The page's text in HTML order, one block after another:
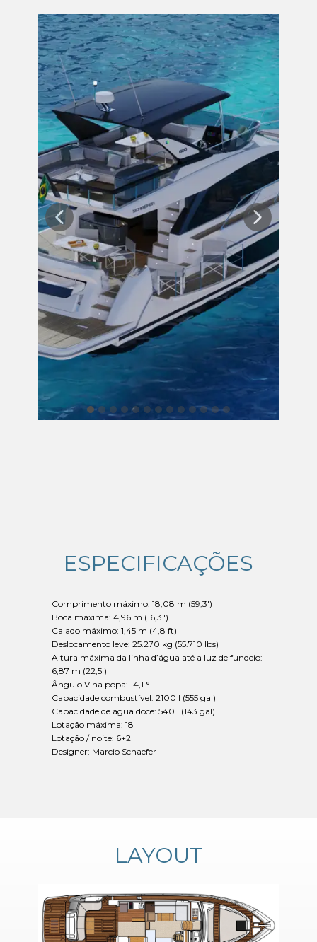
ESPECIFICAÇÕES
Comprimento máximo: 18,08 m (59,3')
Boca máxima: 4,96 m (16,3")
Calado máximo: 1,45 m (4,8 ft)
Deslocamento leve: 25.270 kg (55.710 lbs)
Altura máxima da linha d’água até a luz de fundeio:
6,87 m (22,5')
Ângulo V na popa: 14,1 °
Capacidade combustível: 2100 l (555 gal)
Capacidade de água doce: 540 l (143 gal)
Lotação máxima: 18
Lotação / noite: 6+2
Designer: Marcio Schaefer
LAYOUT